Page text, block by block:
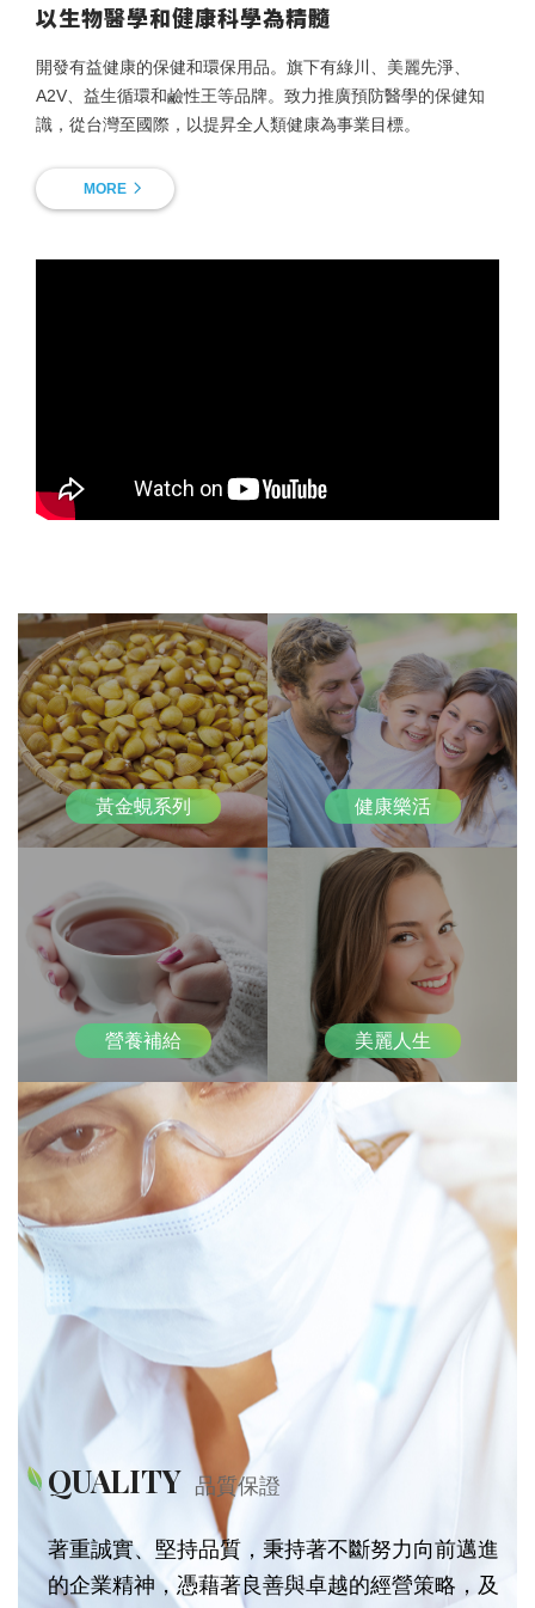
以生物醫學和健康科學為精髓
開發有益健康的保健和環保用品。旗下有綠川、美麗先淨、
A2V、益生循環和鹼性王等品牌。致力推廣預防醫學的保健知
識，從台灣至國際，以提昇全人類健康為事業目標。
MORE
黃金蜆系列 健康樂活
營養補給 美麗人生
QUALITY 品質保證
著重誠實、堅持品質，秉持著不斷努力向前邁進
的企業精神，憑藉著良善與卓越的經營策略，及